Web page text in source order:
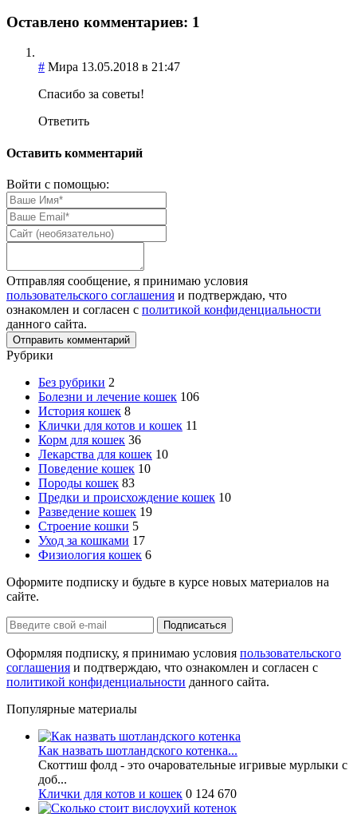
Оставлено комментариев: 1
# Мира 13.05.2018 в 21:47
Спасибо за советы!
Ответить
Оставить комментарий
Войти с помощью:
Отправляя сообщение, я принимаю условия
пользовательского соглашения и подтверждаю, что
ознакомлен и согласен с политикой конфиденциальности
данного сайта.
Рубрики
Без рубрики 2
Болезни и лечение кошек 106
История кошек 8
Клички для котов и кошек 11
Корм для кошек 36
Лекарства для кошек 10
Поведение кошек 10
Породы кошек 83
Предки и происхождение кошек 10
Разведение кошек 19
Строение кошки 5
Уход за кошками 17
Физиология кошек 6
Оформите подписку и будьте в курсе новых материалов на
сайте.
Оформляя подписку, я принимаю условия пользовательского
соглашения и подтверждаю, что ознакомлен и согласен с
политикой конфиденциальности данного сайта.
Популярные материалы
Как назвать шотландского котенка...
Скоттиш фолд - это очаровательные игривые мурлыки с
доб...
Клички для котов и кошек 0 124 670